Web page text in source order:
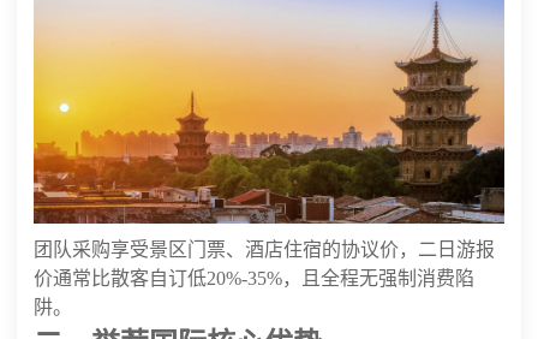
团队采购享受景区门票、酒店住宿的协议价，二日游报
价通常比散客自订低20%-35%，且全程无强制消费陷
阱。